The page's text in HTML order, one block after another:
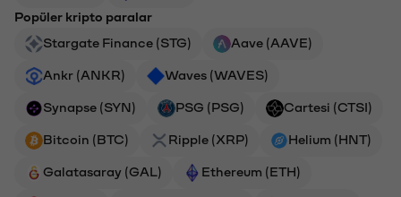
Popüler kripto paralar
Stargate Finance (STG)
Aave (AAVE)
Ankr (ANKR) Waves (WAVES)
Synapse (SYN) PSG (PSG) Cartesi (CTSI)
Bitcoin (BTC) Ripple (XRP) Helium (HNT)
Galatasaray (GAL) Ethereum (ETH)